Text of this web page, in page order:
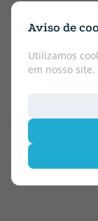
Aviso de
Utilizamos
em nosso site.